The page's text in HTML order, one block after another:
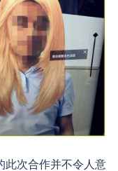
此次合作并不令人意